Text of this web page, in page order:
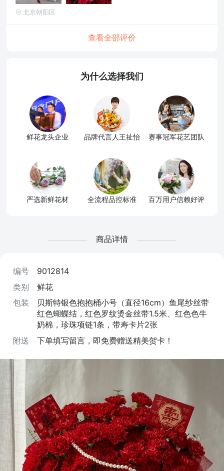
北京朝阳区
查看全部评价
为什么选择我们
鲜花龙头企业 品牌代言人王祉怡 赛事冠军花艺团队
严选新鲜花材 全流程品控标准 百万用户信赖好评
商品详情
编号
9012814
类别
鲜花
包装
贝斯特银色抱抱桶小号（直径16cm）鱼尾纱丝带
红色蝴蝶结，红色罗纹烫金丝带1.5米、红色色牛
奶棉，珍珠项链1条，带寿卡片2张
附送
下单填写留言，即免费赠送精美贺卡！